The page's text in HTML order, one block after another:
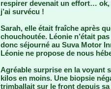
respirer devenait un effort…
j’ai survécu !
Sarah, elle était fraîche après
chouchoutée. Léonie n’était
donc séjourné au Suva Motor
Léonie ne propose de nous
Agréable surprise en la voyant
kilos en moins. Une biopsie
trimballait sur le front depuis